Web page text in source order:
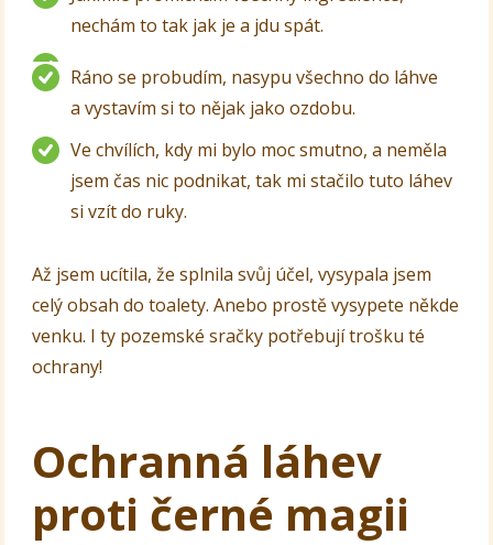
nechám to tak jak je a jdu spát.
Ráno se probudím, nasypu všechno do láhve
a vystavím si to nějak jako ozdobu.
Ve chvílích, kdy mi bylo moc smutno, a neměla
jsem čas nic podnikat, tak mi stačilo tuto láhev
si vzít do ruky.
Až jsem ucítila, že splnila svůj účel, vysypala jsem
celý obsah do toalety. Anebo prostě vysypete někde
venku. I ty pozemské sračky potřebují trošku té
ochrany!
Ochranná láhev
proti černé magii